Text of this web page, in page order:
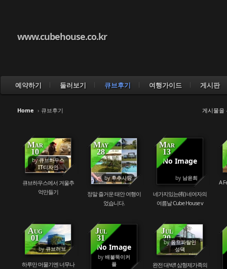
www.cubehouse.co.kr
예약하기 둘러보기 큐브후기 여행가이드 게시판
Home › 큐브후기 게시물을
Mar
10
by큐브하우스
IT디자인
51954
큐브하우스에서 겨울추
억만들기
May
28
by 후추사랑
78418
정말 즐거운 태안 여행이
었습니다.
No Image
Mar
13
by 남윤희
152569
네가지있는(有) 네여자의
여름날 Cube House v
A
Aug
01
by큐브러브
168115
하루만 머물기엔 너무나
No Image
Jul
31
by 배불뚝이커
플
88978
Jul
20
by옴므파탈인
성댁
98117
완전 대박!! 삼형제가족의